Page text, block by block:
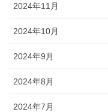
2024年11月
2024年10月
2024年9月
2024年8月
2024年7月